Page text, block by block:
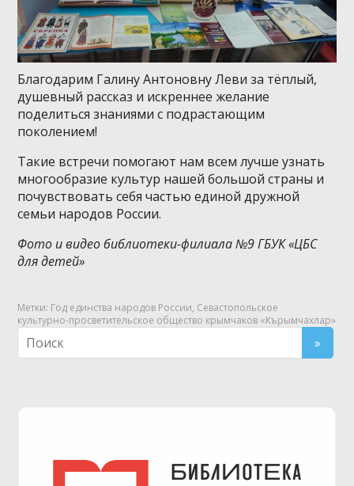
Благодарим Галину Антоновну Леви за тёплый,
душевный рассказ и искреннее желание
поделиться знаниями с подрастающим
поколением!
Такие встречи помогают нам всем лучше узнать
многообразие культур нашей большой страны и
почувствовать себя частью единой дружной
семьи народов России.
Фото и видео библиотеки-филиала №9 ГБУК «ЦБС
для детей»
Метки: Год единства народов России, Севастопольское
культурно‑просветительское общество крымчаков «Кърымчахлар»